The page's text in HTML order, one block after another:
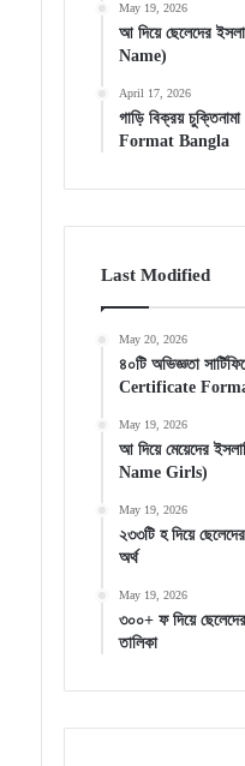
May 19, 2026
আ দিয়ে ছেলেদের
Name)
April 17, 2026
গাড়ি বিক্রয়
Format Bangla
Last Modified
May 20, 2026
৪০টি অভিজ্ঞতা
Certificate
May 19, 2026
আ দিয়ে মেয়েদের
Name Girls)
May 19, 2026
২৩৩টি হ দিয়ে
অর্থ
May 19, 2026
৩০০+ ফ দিয়ে
তালিকা